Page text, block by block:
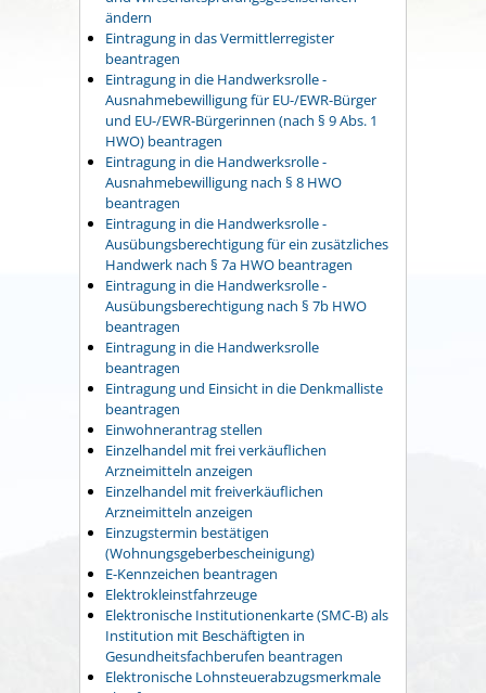
ändern
Eintragung in das Vermittlerregister
beantragen
Eintragung in die Handwerksrolle -
Ausnahmebewilligung für EU-/EWR-Bürger
und EU-/EWR-Bürgerinnen (nach § 9 Abs. 1
HWO) beantragen
Eintragung in die Handwerksrolle -
Ausnahmebewilligung nach § 8 HWO
beantragen
Eintragung in die Handwerksrolle -
Ausübungsberechtigung für ein zusätzliches
Handwerk nach § 7a HWO beantragen
Eintragung in die Handwerksrolle -
Ausübungsberechtigung nach § 7b HWO
beantragen
Eintragung in die Handwerksrolle
beantragen
Eintragung und Einsicht in die Denkmalliste
beantragen
Einwohnerantrag stellen
Einzelhandel mit frei verkäuflichen
Arzneimitteln anzeigen
Einzelhandel mit freiverkäuflichen
Arzneimitteln anzeigen
Einzugstermin bestätigen
(Wohnungsgeberbescheinigung)
E-Kennzeichen beantragen
Elektrokleinstfahrzeuge
Elektronische Institutionenkarte (SMC-B) als
Institution mit Beschäftigten in
Gesundheitsfachberufen beantragen
Elektronische Lohnsteuerabzugsmerkmale